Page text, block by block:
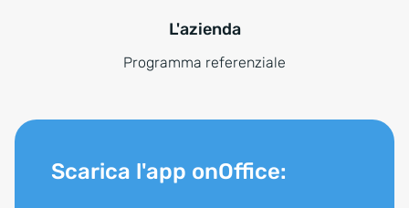
L'azienda
Programma referenziale
Scarica l'app onOffice: